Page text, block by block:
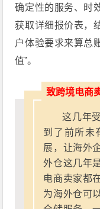
确定性的服务、时
获取详细报价表，
户体验要求来算总
值”。
致跨境电商
这几年
到了前所未
展，让海外
外仓这几年
电商卖家都
为海外仓可